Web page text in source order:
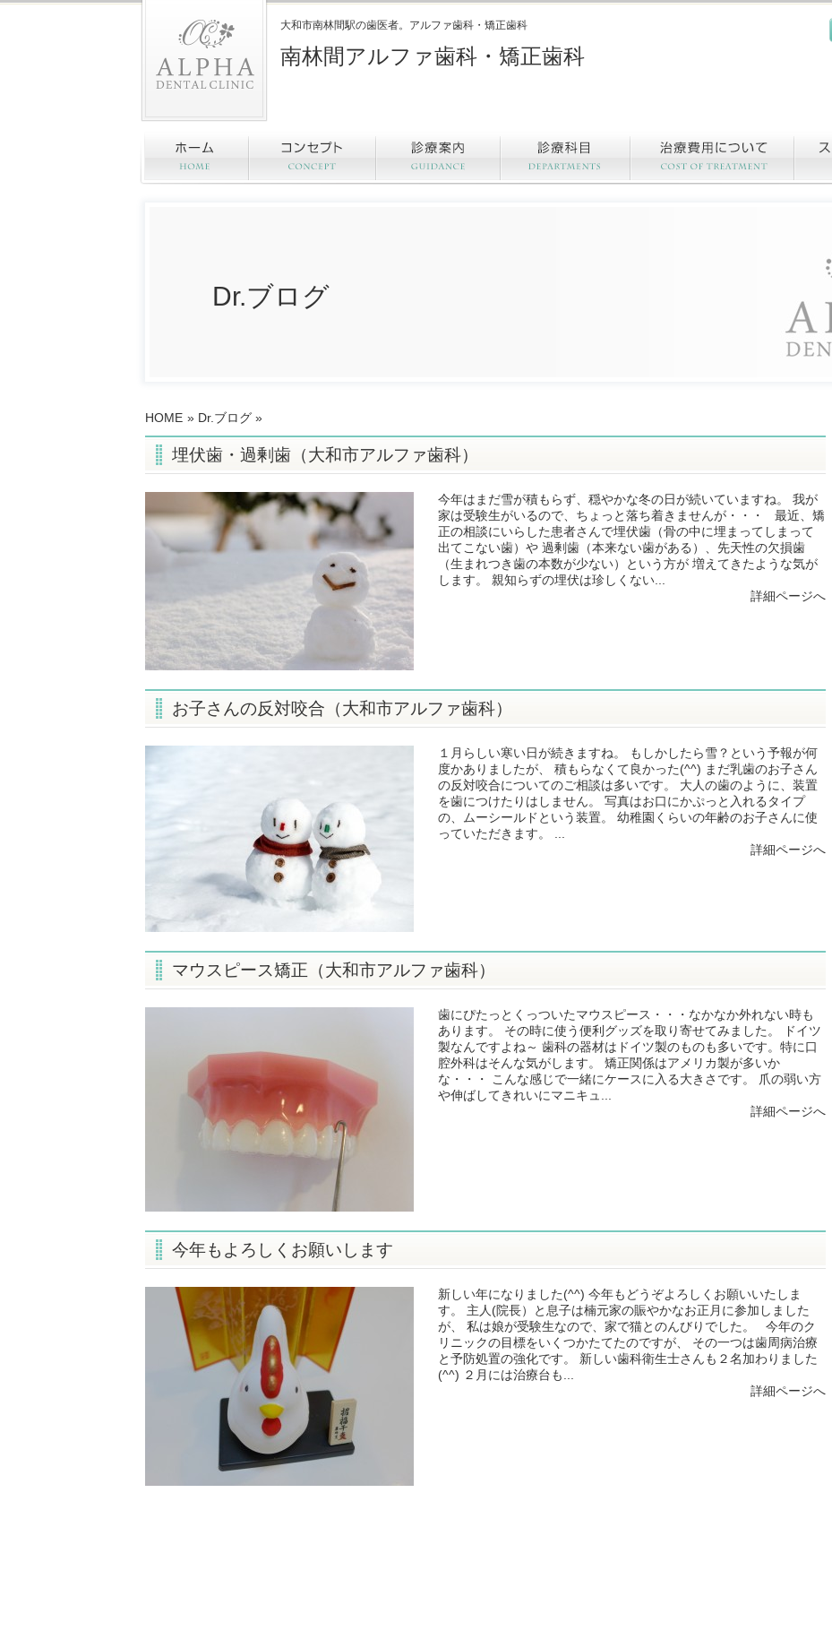
大和市南林間駅の歯医者。アルファ歯科・矯正歯科
南林間アルファ歯科・矯正歯科
Dr.ブログ
HOME » Dr.ブログ »
埋伏歯・過剰歯（大和市アルファ歯科）
今年はまだ雪が積もらず、穏やかな冬の日が続いていますね。 我が
家は受験生がいるので、ちょっと落ち着きませんが・・・ 最近、矯
正の相談にいらした患者さんで埋伏歯（骨の中に埋まってしまって
出てこない歯）や 過剰歯（本来ない歯がある）、先天性の欠損歯
（生まれつき歯の本数が少ない）という方が 増えてきたような気が
します。 親知らずの埋伏は珍しくない...
詳細ページへ
お子さんの反対咬合（大和市アルファ歯科）
１月らしい寒い日が続きますね。 もしかしたら雪？という予報が何
度かありましたが、 積もらなくて良かった(^^) まだ乳歯のお子さん
の反対咬合についてのご相談は多いです。 大人の歯のように、装置
を歯につけたりはしません。 写真はお口にかぷっと入れるタイプ
の、ムーシールドという装置。 幼稚園くらいの年齢のお子さんに使
っていただきます。 ...
詳細ページへ
マウスピース矯正（大和市アルファ歯科）
歯にぴたっとくっついたマウスピース・・・なかなか外れない時も
あります。 その時に使う便利グッズを取り寄せてみました。 ドイツ
製なんですよね～ 歯科の器材はドイツ製のものも多いです。特に口
腔外科はそんな気がします。 矯正関係はアメリカ製が多いか
な・・・ こんな感じで一緒にケースに入る大きさです。 爪の弱い方
や伸ばしてきれいにマニキュ...
詳細ページへ
今年もよろしくお願いします
新しい年になりました(^^) 今年もどうぞよろしくお願いいたしま
す。 主人(院長）と息子は楠元家の賑やかなお正月に参加しました
が、 私は娘が受験生なので、家で猫とのんびりでした。 今年のク
リニックの目標をいくつかたてたのですが、 その一つは歯周病治療
と予防処置の強化です。 新しい歯科衛生士さんも２名加わりました
(^^) ２月には治療台も...
詳細ページへ